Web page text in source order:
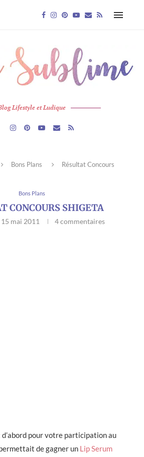
Lifestyle et Ludique
Bons Plans
Résultat Concours
Bons Plans
CONCOURS SHIGETA
15 mai 2011 4 commentaires
pour votre participation au
de gagner un Lip Serum